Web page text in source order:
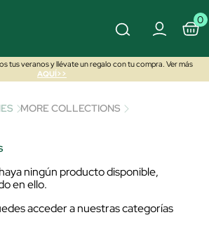
0
tus veranos y llévate un regalo con tu compra. Ver más
AQUÍ>>
MORE COLLECTIONS
ningún producto disponible,
en ello.
acceder a nuestras categorías